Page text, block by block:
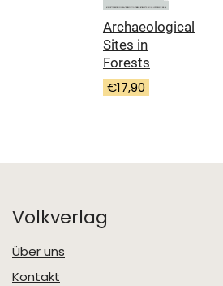
Archaeological
Sites in
Forests
€17,90
Volkverlag
Über uns
Kontakt